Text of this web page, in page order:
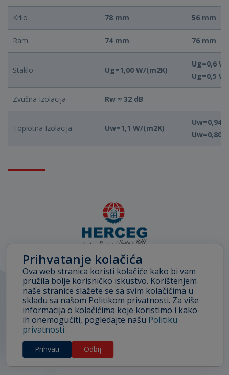
Krilo 78 mm 56 mm
Ram 74 mm 76 mm
Staklo Ug=1,00 W/(m2K)
Ug=0,6
Ug=0,5
Zvučna Izolacija Rw ≈ 32 dB
Toplotna Izolacija Uw=1,1 W/(m2K)
Uw=0,94
Uw=0,80
Prihvatanje kolačića
Ova web stranica koristi kolačiće kako bi vam
pružila bolje korisničko iskustvo. Korištenjem
naše stranice slažete se sa svim kolačićima u
skladu sa našom Politikom privatnosti. Za više
informacija o kolačićima koje koristimo i kako
ih onemogućiti, pogledajte našu Politiku
privatnosti .
Prihvati Odbij
Facebook Linkedin
Zaštita podataka
© 2020-2026 Herceg doo
Bosanski